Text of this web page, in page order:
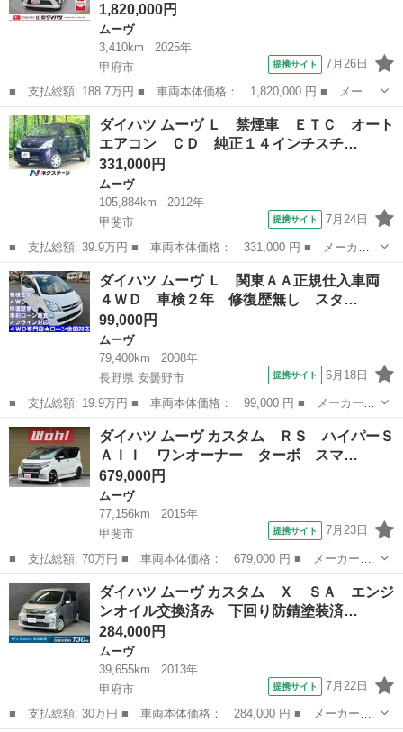
1,820,000円
ムーヴ
3,410km
2025年
甲府市
提携サイト 7月26日
■ 支払総額: 188.7万円 ■ 車両本体価格： 1,820,000 円 ■ メーカ
ー名： ダイハツ ■ 車種名： ムーヴ ■ グレード名： ＲＳ 純
正ナビ Ｂモニター スマートアシスト・フルＬＥＤヘッドランプ・
ＬＥＤフ...
山梨 甲府市 ムーヴ
ダイハツ ムーヴ Ｌ 禁煙車 ＥＴＣ オート
エアコン ＣＤ 純正１４インチスチ…
331,000円
ムーヴ
105,884km
2012年
甲斐市
提携サイト 7月24日
■ 支払総額: 39.9万円 ■ 車両本体価格： 331,000 円 ■ メーカー
名： ダイハツ ■ 車種名： ムーヴ ■ グレード名： Ｌ 禁煙
車 ＥＴＣ オートエアコン ＣＤ 純正１４インチスチールホイー
ル ベンチシー...
山梨 甲斐市 ムーヴ
ダイハツ ムーヴ Ｌ 関東ＡＡ正規仕入車両
４ＷＤ 車検２年 修復歴無し スタ…
99,000円
ムーヴ
79,400km
2008年
長野県 安曇野市
提携サイト 6月18日
■ 支払総額: 19.9万円 ■ 車両本体価格： 99,000 円 ■ メーカー
名： ダイハツ ■ 車種名： ムーヴ ■ グレード名： Ｌ 関東Ａ
Ａ正規仕入車両 ４ＷＤ 車検２年 修復歴無し スタットレスタイ
ヤ タイミング...
長野 安曇野市
ダイハツ ムーヴ カスタム ＲＳ ハイパーＳ
ＡＩＩ ワンオーナー ターボ スマ…
679,000円
ムーヴ
77,156km
2015年
甲斐市
提携サイト 7月23日
■ 支払総額: 70万円 ■ 車両本体価格： 679,000 円 ■ メーカー
名： ダイハツ ■ 車種名： ムーヴ ■ グレード名： カスタム
ＲＳ ハイパーＳＡＩＩ ワンオーナー ターボ スマートアシス
ト ブラックルーフ...
山梨 甲斐市 ムーヴ
ダイハツ ムーヴ カスタム Ｘ ＳＡ エンジ
ンオイル交換済み 下回り防錆塗装済…
284,000円
ムーヴ
39,655km
2013年
甲府市
提携サイト 7月22日
■ 支払総額: 30万円 ■ 車両本体価格： 284,000 円 ■ メーカー